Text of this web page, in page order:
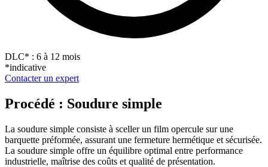
DLC* : 6 à 12 mois
*indicative
Contacter un expert
Procédé : Soudure simple
La soudure simple consiste à sceller un film opercule sur une
barquette préformée, assurant une fermeture hermétique et sécurisée.
La soudure simple offre un équilibre optimal entre performance
industrielle, maîtrise des coûts et qualité de présentation.